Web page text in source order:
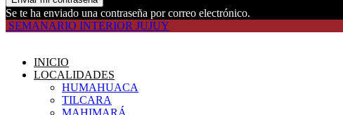
Se te ha enviado una contraseña por correo electrónico.
SEMANARIO INTERIOR JUJUY
INICIO
LOCALIDADES
HUMAHUACA
TILCARA
MAHIMARÁ